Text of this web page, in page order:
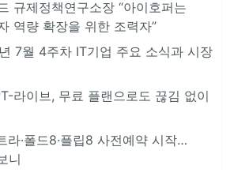
규제정책연구소장 “아이호퍼는
역량 확장을 위한 조력자”
7월 4주차 IT기업 주요 소식과 시장
라이브, 무료 플랜으로도 끊김 없이
라·폴드8·플립8 사전예약 시작…
니